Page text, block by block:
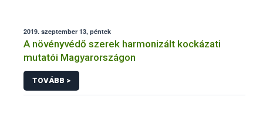
2019. szeptember 13, péntek
A növényvédő szerek harmonizált kockázati
mutatói Magyarországon
TOVÁBB >